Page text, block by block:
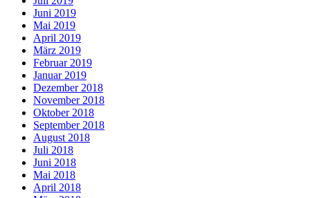
Juni 2019
Mai 2019
April 2019
März 2019
Februar 2019
Januar 2019
Dezember 2018
November 2018
Oktober 2018
September 2018
August 2018
Juli 2018
Juni 2018
Mai 2018
April 2018